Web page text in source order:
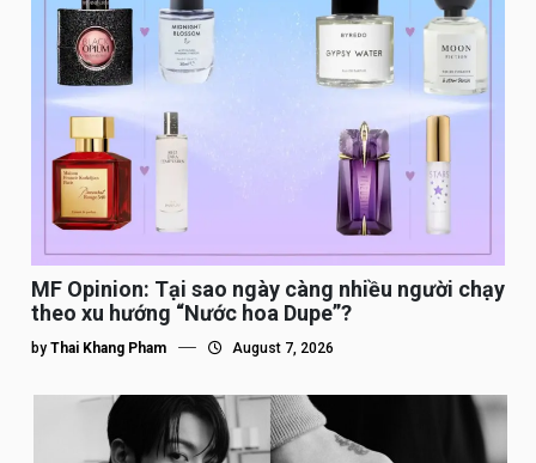
MF Opinion: Tại sao ngày càng nhiều người chạy
theo xu hướng “Nước hoa Dupe”?
by Thai Khang Pham August 7, 2026